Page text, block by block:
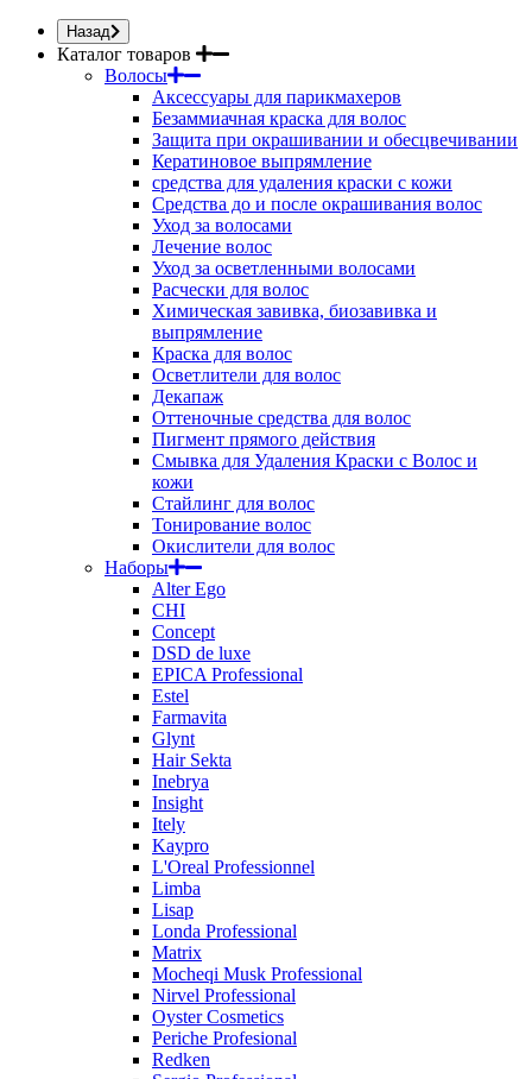
Назад
Каталог товаров
Волосы
Аксессуары для парикмахеров
Безаммиачная краска для волос
Защита при окрашивании и обесцвечивании
Кератиновое выпрямление
средства для удаления краски с кожи
Средства до и после окрашивания волос
Уход за волосами
Лечение волос
Уход за осветленными волосами
Расчески для волос
Химическая завивка, биозавивка и
выпрямление
Краска для волос
Осветлители для волос
Декапаж
Оттеночные средства для волос
Пигмент прямого действия
Смывка для Удаления Краски с Волос и
кожи
Стайлинг для волос
Тонирование волос
Окислители для волос
Наборы
Alter Ego
CHI
Concept
DSD de luxe
EPICA Professional
Estel
Farmavita
Glynt
Hair Sekta
Inebrya
Insight
Itely
Kaypro
L'Oreal Professionnel
Limba
Lisap
Londa Professional
Matrix
Mocheqi Musk Professional
Nirvel Professional
Oyster Cosmetics
Periche Profesional
Redken